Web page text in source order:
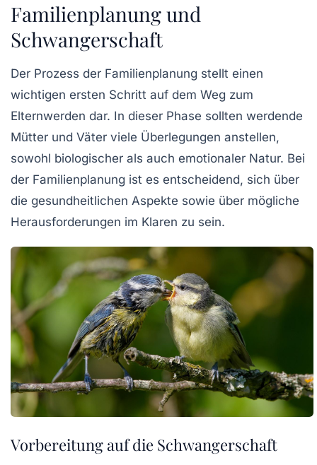
Familienplanung und
Schwangerschaft
Der Prozess der Familienplanung stellt einen
wichtigen ersten Schritt auf dem Weg zum
Elternwerden dar. In dieser Phase sollten werdende
Mütter und Väter viele Überlegungen anstellen,
sowohl biologischer als auch emotionaler Natur. Bei
der Familienplanung ist es entscheidend, sich über
die gesundheitlichen Aspekte sowie über mögliche
Herausforderungen im Klaren zu sein.
Vorbereitung auf die Schwangerschaft